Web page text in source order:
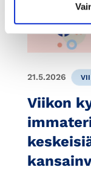
21.5.2026
Viikon